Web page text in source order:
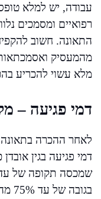
עבודה, יש למלא
רפואיים ומסמכים
התאונה. חשוב
מהמעסיק
מלא עשוי להכריע
דמי פגיעה –
לאחר ההכרה
דמי פגיעה בגין